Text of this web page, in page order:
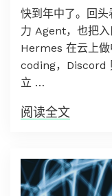
快到年中了。回
力 Agent，也把入
Hermes 在云上
coding，Discord
立 …
阅读全文